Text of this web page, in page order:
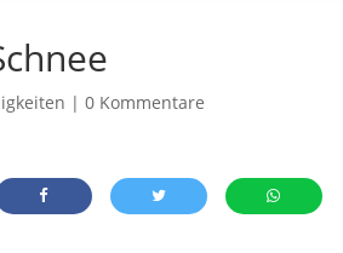
|0 Kommentare